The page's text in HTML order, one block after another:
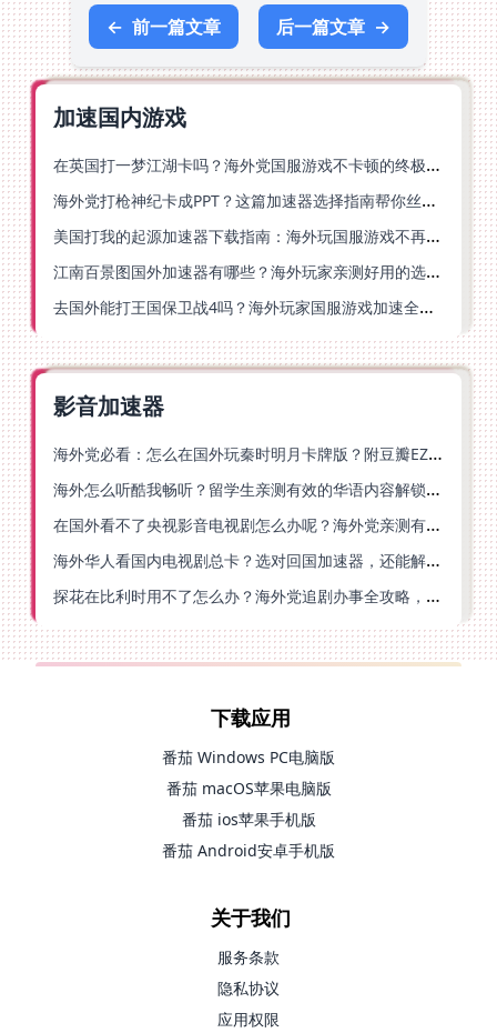
← 前一篇文章 后一篇文章 →
加速国内游戏
在英国打一梦江湖卡吗？海外党国服游戏不卡顿的终极解法
海外党打枪神纪卡成PPT？这篇加速器选择指南帮你丝滑上分
美国打我的起源加速器下载指南：海外玩国服游戏不再卡的终极方案
江南百景图国外加速器有哪些？海外玩家亲测好用的选择与避坑指南
去国外能打王国保卫战4吗？海外玩家国服游戏加速全攻略（附公主连结幻想江湖实测）
影音加速器
海外党必看：怎么在国外玩秦时明月卡牌版？附豆瓣EZCast地区限制破解法
海外怎么听酷我畅听？留学生亲测有效的华语内容解锁指南
在国外看不了央视影音电视剧怎么办呢？海外党亲测有效的回国加速方案
海外华人看国内电视剧总卡？选对回国加速器，还能解决菲律宾打不开反诈中心的问题
探花在比利时用不了怎么办？海外党追剧办事全攻略，选对加速器就够了
下载应用
番茄 Windows PC电脑版
番茄 macOS苹果电脑版
番茄 ios苹果手机版
番茄 Android安卓手机版
关于我们
服务条款
隐私协议
应用权限